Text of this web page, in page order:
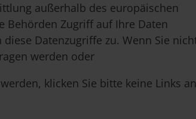
außerhalb des europäischen
Behörden Zugriff auf Ihre Daten
Datenzugriffe zu. Wenn Sie
werden oder
klicken Sie bitte keine Links